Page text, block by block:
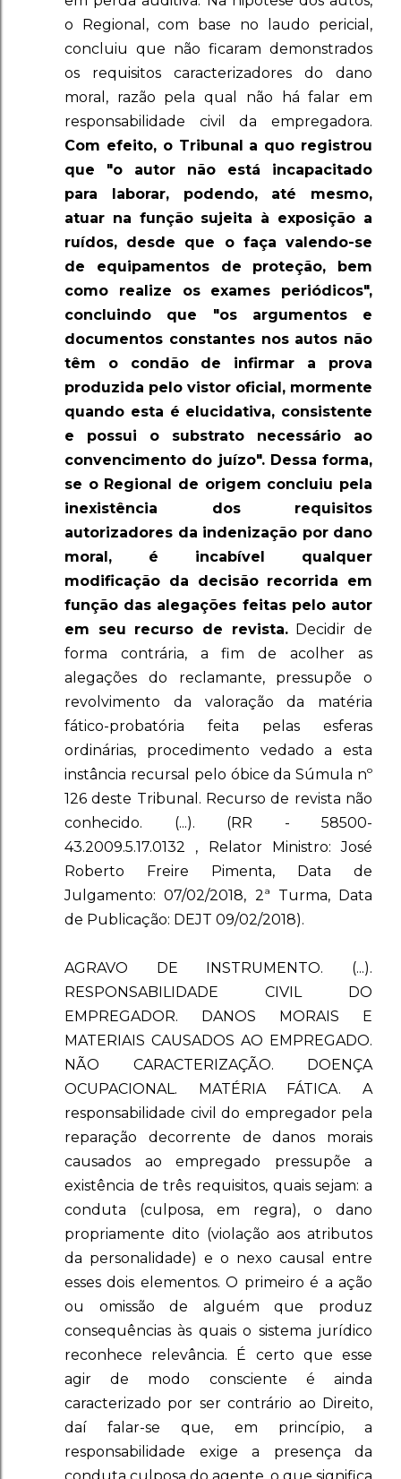
o Regional, com base no laudo pericial,
concluiu que não ficaram demonstrados
os requisitos caracterizadores do dano
moral, razão pela qual não há falar em
responsabilidade civil da empregadora.
Com efeito, o Tribunal a quo registrou
que "o autor não está incapacitado
para laborar, podendo, até mesmo,
atuar na função sujeita à exposição a
ruídos, desde que o faça valendo-se
de equipamentos de proteção, bem
como realize os exames periódicos",
concluindo que "os argumentos e
documentos constantes nos autos não
têm o condão de infirmar a prova
produzida pelo vistor oficial, mormente
quando esta é elucidativa, consistente
e possui o substrato necessário ao
convencimento do juízo". Dessa forma,
se o Regional de origem concluiu pela
inexistência dos requisitos
autorizadores da indenização por dano
moral, é incabível qualquer
modificação da decisão recorrida em
função das alegações feitas pelo autor
em seu recurso de revista.Decidir de
forma contrária, a fim de acolher as
alegações do reclamante, pressupõe o
revolvimento da valoração da matéria
fático-probatória feita pelas esferas
ordinárias, procedimento vedado a esta
instância recursal pelo óbice da Súmula nº
126 deste Tribunal. Recurso de revista não
conhecido. (...). (RR - 58500-
43.2009.5.17.0132 , Relator Ministro: José
Roberto Freire Pimenta, Data de
Julgamento: 07/02/2018, 2ª Turma, Data
de Publicação: DEJT 09/02/2018).
AGRAVO DE INSTRUMENTO. (...).
RESPONSABILIDADE CIVIL DO
EMPREGADOR. DANOS MORAIS E
MATERIAIS CAUSADOS AO EMPREGADO.
NÃO CARACTERIZAÇÃO. DOENÇA
OCUPACIONAL. MATÉRIA FÁTICA. A
responsabilidade civil do empregador pela
reparação decorrente de danos morais
causados ao empregado pressupõe a
existência de três requisitos, quais sejam: a
conduta (culposa, em regra), o dano
propriamente dito (violação aos atributos
da personalidade) e o nexo causal entre
esses dois elementos. O primeiro é a ação
ou omissão de alguém que produz
consequências às quais o sistema jurídico
reconhece relevância. É certo que esse
agir de modo consciente é ainda
caracterizado por ser contrário ao Direito,
daí falar-se que, em princípio, a
responsabilidade exige a presença da